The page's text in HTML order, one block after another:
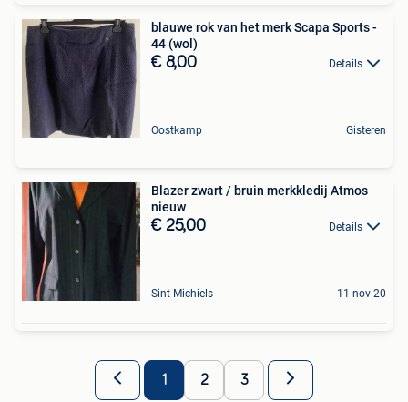
blauwe rok van het merk Scapa Sports -
44 (wol)
€ 8,00 Details
Oostkamp Gisteren
Blazer zwart / bruin merkkledij Atmos
nieuw
€ 25,00 Details
Sint-Michiels 11 nov 20
1 2 3